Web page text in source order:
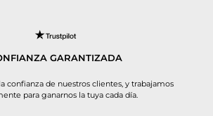
GARANTIZADA
confianza de nuestros clientes, y trabajamos
para ganarnos la tuya cada día.